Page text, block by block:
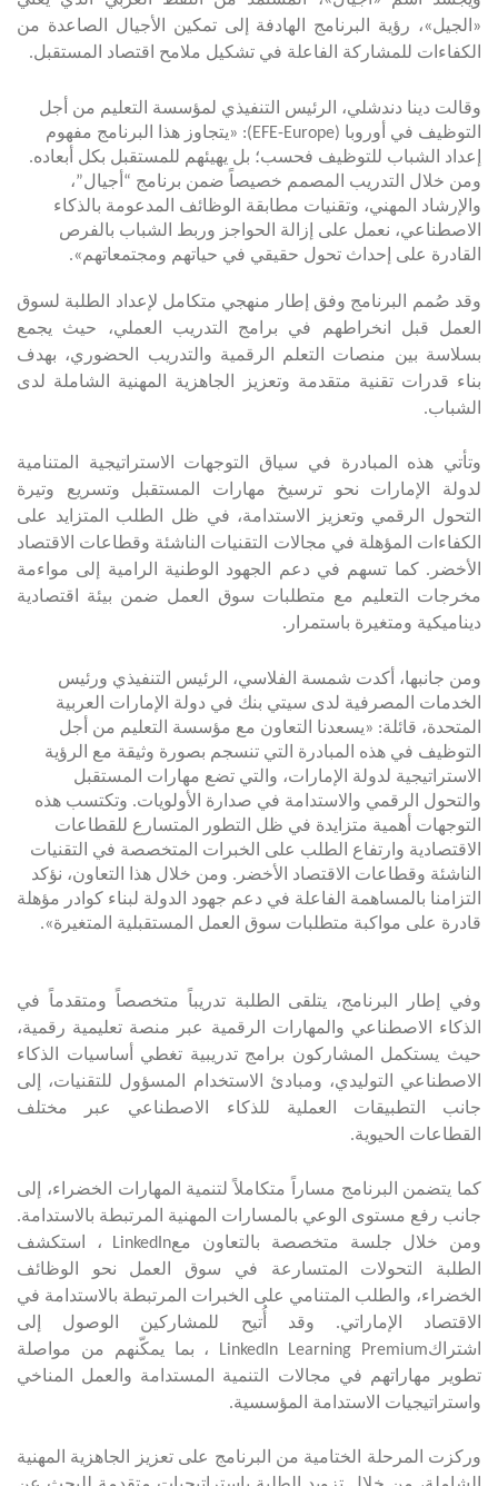
«الجيل»، رؤية البرنامج الهادفة إلى تمكين الأجيال الصاعدة من
الكفاءات للمشاركة الفاعلة في تشكيل ملامح اقتصاد المستقبل.
وقالت دينا دندشلي، الرئيس التنفيذي لمؤسسة التعليم من أجل
التوظيف في أوروبا
(EFE-Europe): «يتجاوز هذا البرنامج مفهوم
إعداد الشباب للتوظيف فحسب؛ بل يهيئهم للمستقبل بكل أبعاده.
ومن خلال التدريب المصمم خصيصاً ضمن برنامج “أجيال”،
والإرشاد المهني، وتقنيات مطابقة الوظائف المدعومة بالذكاء
الاصطناعي، نعمل على إزالة الحواجز وربط الشباب بالفرص
القادرة على إحداث تحول حقيقي في حياتهم ومجتمعاتهم».
وقد صُمم البرنامج وفق إطار منهجي متكامل لإعداد الطلبة لسوق
العمل قبل انخراطهم في برامج التدريب العملي، حيث يجمع
بسلاسة بين منصات التعلم الرقمية والتدريب الحضوري، بهدف
بناء قدرات تقنية متقدمة وتعزيز الجاهزية المهنية الشاملة لدى
الشباب.
وتأتي هذه المبادرة في سياق التوجهات الاستراتيجية المتنامية
لدولة الإمارات نحو ترسيخ مهارات المستقبل وتسريع وتيرة
التحول الرقمي وتعزيز الاستدامة، في ظل الطلب المتزايد على
الكفاءات المؤهلة في مجالات التقنيات الناشئة وقطاعات الاقتصاد
الأخضر. كما تسهم في دعم الجهود الوطنية الرامية إلى مواءمة
مخرجات التعليم مع متطلبات سوق العمل ضمن بيئة اقتصادية
ديناميكية ومتغيرة باستمرار .
ومن جانبها، أكدت شمسة الفلاسي، الرئيس التنفيذي ورئيس
الخدمات المصرفية لدى سيتي بنك في دولة الإمارات العربية
المتحدة، قائلة: «يسعدنا التعاون مع مؤسسة التعليم من أجل
التوظيف في هذه المبادرة التي تنسجم بصورة وثيقة مع الرؤية
الاستراتيجية لدولة الإمارات، والتي تضع مهارات المستقبل
والتحول الرقمي والاستدامة في صدارة الأولويات. وتكتسب هذه
التوجهات أهمية متزايدة في ظل التطور المتسارع للقطاعات
الاقتصادية وارتفاع الطلب على الخبرات المتخصصة في التقنيات
الناشئة وقطاعات الاقتصاد الأخضر. ومن خلال هذا التعاون، نؤكد
التزامنا بالمساهمة الفاعلة في دعم جهود الدولة لبناء كوادر مؤهلة
قادرة على مواكبة متطلبات سوق العمل المستقبلية المتغيرة».
وفي إطار البرنامج، يتلقى الطلبة تدريباً متخصصاً ومتقدماً في
الذكاء الاصطناعي والمهارات الرقمية عبر منصة تعليمية رقمية،
حيث يستكمل المشاركون برامج تدريبية تغطي أساسيات الذكاء
الاصطناعي التوليدي، ومبادئ الاستخدام المسؤول للتقنيات، إلى
جانب التطبيقات العملية للذكاء الاصطناعي عبر مختلف
القطاعات الحيوية.
كما يتضمن البرنامج مساراً متكاملاً لتنمية المهارات الخضراء، إلى
جانب رفع مستوى الوعي بالمسارات المهنية المرتبطة بالاستدامة.
ومن خلال جلسة متخصصة بالتعاون معLinkedIn ، استكشف
الطلبة التحولات المتسارعة في سوق العمل نحو الوظائف
الخضراء، والطلب المتنامي على الخبرات المرتبطة بالاستدامة في
الاقتصاد الإماراتي. وقد أُتيح للمشاركين الوصول إلى
اشتراكLinkedIn Learning Premium ، بما يمكّنهم من مواصلة
تطوير مهاراتهم في مجالات التنمية المستدامة والعمل المناخي
واستراتيجيات الاستدامة المؤسسية.
وركزت المرحلة الختامية من البرنامج على تعزيز الجاهزية المهنية